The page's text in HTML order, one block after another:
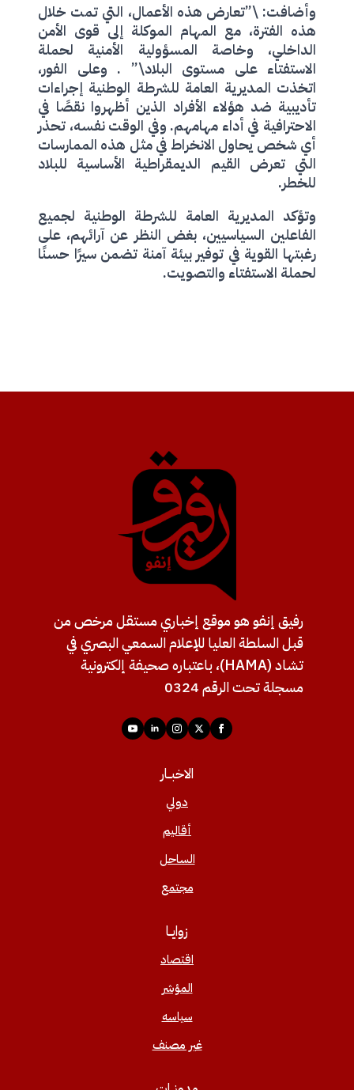
وأضافت: \”تعارض هذه الأعمال، التي تمت خلال
هذه الفترة، مع المهام الموكلة إلى قوى الأمن
الداخلي، وخاصة المسؤولية الأمنية لحملة
الاستفتاء على مستوى البلاد\” . وعلى الفور،
اتخذت المديرية العامة للشرطة الوطنية إجراءات
تأديبية ضد هؤلاء الأفراد الذين أظهروا نقصًا في
الاحترافية في أداء مهامهم. وفي الوقت نفسه، تحذر
أي شخص يحاول الانخراط في مثل هذه الممارسات
التي تعرض القيم الديمقراطية الأساسية للبلاد
للخطر.
وتؤكد المديرية العامة للشرطة الوطنية لجميع
الفاعلين السياسيين، بغض النظر عن آرائهم، على
رغبتها القوية في توفير بيئة آمنة تضمن سيرًا حسنًا
لحملة الاستفتاء والتصويت.
رفيق إنفو هو موقع إخباري مستقل مرخص من
قبل السلطة العليا للإعلام السمعي البصري في
تشاد (HAMA)، باعتباره صحيفة إلكترونية
مسجلة تحت الرقم 0324
الاخبــار
دولي
أقاليم
الساحل
مجتمع
زوايــا
اقتصاد
المؤشر
سياسه
غير مصنف